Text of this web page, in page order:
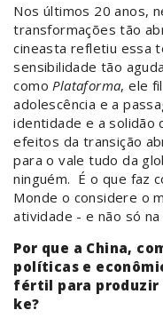
Nos últimos 20 anos,
transformações tão
cineasta refletiu essa
sensibilidade tão
comoPlataforma, ele
adolescência e a
identidade e a solidão
efeitos da transição
para o vale tudo da
ninguém. É o que faz
Monde o considere o
atividade - e não só na
Por que a China,
políticas e
fértil para produzir
ke?